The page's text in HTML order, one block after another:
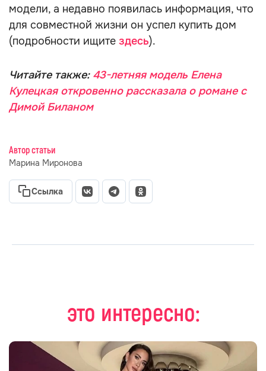
модели, а недавно появилась информация, что
для совместной жизни он успел купить дом
(подробности ищите здесь).
Читайте также: 43-летняя модель Елена
Кулецкая откровенно рассказала о романе с
Димой Биланом
Автор статьи
Марина Миронова
Ссылка
это интересно: